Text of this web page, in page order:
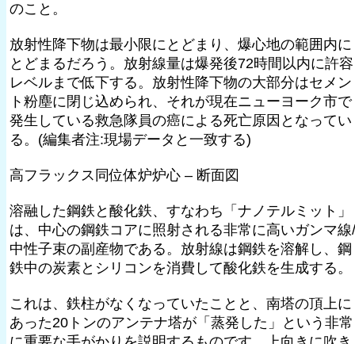
のこと。
放射性降下物は最小限にとどまり、爆心地の範囲内に
とどまるだろう。放射線量は爆発後72時間以内に許容
レベルまで低下する。放射性降下物の大部分はセメン
ト粉塵に閉じ込められ、それが現在ニューヨーク市で
発生している救急隊員の癌による死亡原因となってい
る。(編集者注:現場データと一致する)
高フラックス同位体炉炉心 – 断面図
溶融した鋼鉄と酸化鉄、すなわち「ナノテルミット」
は、中心の鋼鉄コアに照射される非常に高いガンマ線/
中性子束の副産物である。放射線は鋼鉄を溶解し、鋼
鉄中の炭素とシリコンを消費して酸化鉄を生成する。
これは、鉄柱がなくなっていたことと、南塔の頂上に
あった20トンのアンテナ塔が「蒸発した」という非常